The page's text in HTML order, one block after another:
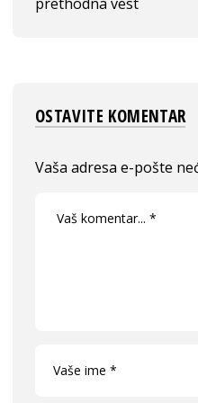
OSTAVITE KOMENTAR
Vaša adresa e-pošte